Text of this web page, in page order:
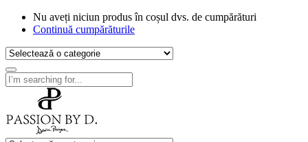
Nu aveți niciun produs în coșul dvs. de cumpărături
Continuă cumpărăturile